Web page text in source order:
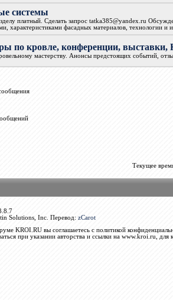
системы
платный. Сделать запрос tatka385@yandex.ru
характеристиками фасадных материалов, технологии и
по кровле, конференции,
мастерству. Анонсы предстоящих событий,
Текущее
Solutions, Inc. Перевод: zCarot
KROI.RU вы соглашаетесь с политикой
при указании авторства и ссылки на www.kroi.ru, для